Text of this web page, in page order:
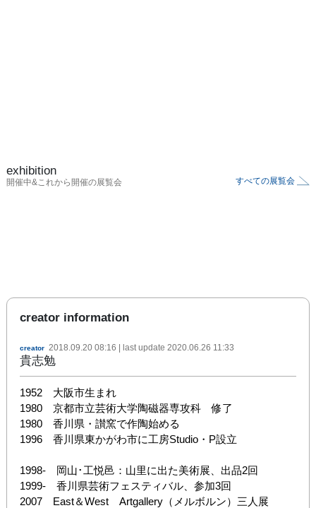
exhibition
開催中&これから開催の展覧会 すべての展覧会
creator information
creator 2018.09.20 08:16 | last update 2020.06.26 11:33
貴志勉
1952　大阪市生まれ
1980　京都市立芸術大学陶磁器専攻科　修了
1980　香川県・讃窯で作陶始める
1996　香川県東かがわ市に工房Studio・P設立
1998-　岡山･工悦邑：山里に出た美術展、出品2回
1999-　香川県芸術フェスティバル、参加3回
2007　East＆West　Artgallery（メルボルン）三人展